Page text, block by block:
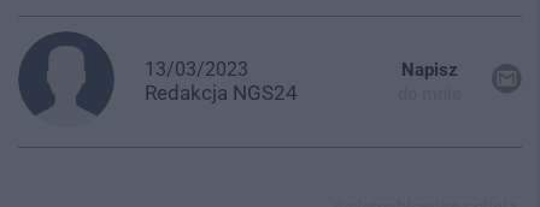
13/03/2023
Redakcja NGS24
Napisz